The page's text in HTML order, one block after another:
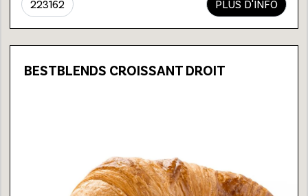
223162 PLUS D'INFO
BESTBLENDS CROISSANT DROIT